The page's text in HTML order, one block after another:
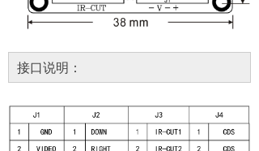
接口说明：